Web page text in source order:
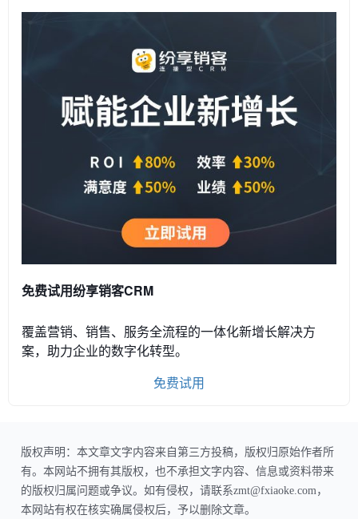
免费试用纷享销客CRM
覆盖营销、销售、服务全流程的一体化新增长解决方
案，助力企业的数字化转型。
免费试用
版权声明：本文章文字内容来自第三方投稿，版权归原始作者所
有。本网站不拥有其版权，也不承担文字内容、信息或资料带来
的版权归属问题或争议。如有侵权，请联系zmt@fxiaoke.com，
本网站有权在核实确属侵权后，予以删除文章。